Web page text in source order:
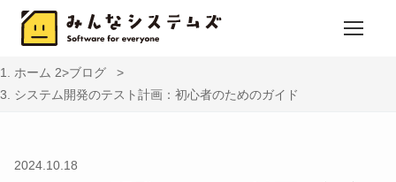
ホーム
ブログ
システム開発のテスト計画：初心者のためのガイド
2024.10.18